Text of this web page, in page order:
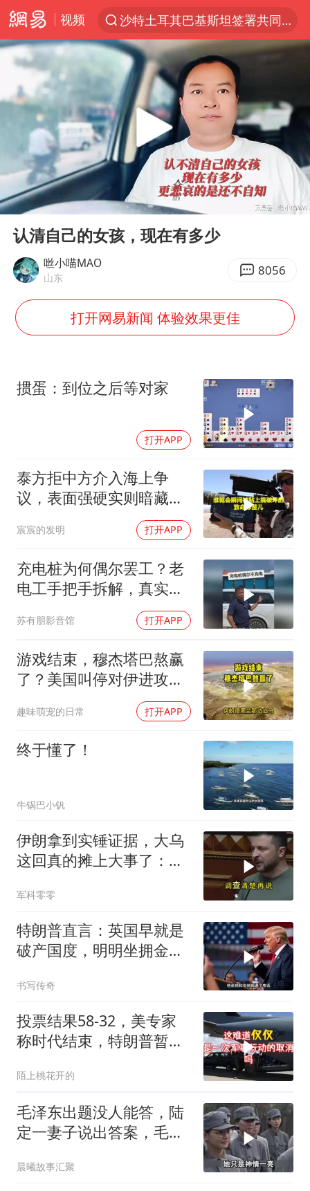
视频
沙特土耳其巴基斯坦签署共同防务协议
“电影+”如何激发千亿级消费新活力？
台风白海豚已进入24小时警戒线
中国女篮70-67险胜尼日利亚女篮
名创优品回应女子吐槽内裤质量差
四川宜宾市高县4.9级地震致1人死亡
台风白海豚或吞并鲸鱼 登陆地点更新
胜宏科技：股票交易异常波动
U17国足点球大战淘汰河床晋级决赛
国防部：中国军队坚决反制任何闹海挑衅图谋
38岁演员求职万岁山NPC成功
“新疆阿勒泰八月能滑雪”不实
日本试射“战斧”导弹，国防部回应
胡彦斌韩磊 谁帮谁
夯实基础开新局
Play
00:00 04:31
认清自己的女孩，现在有多少
咝小喵MAO
山东 8056
打开网易新闻 体验效果更佳
掼蛋：到位之后等对家
打开APP
泰方拒中方介入海上争
议，表面强硬实则暗藏玄
宸宸的发明 打开APP
充电桩为何偶尔罢工？老
电工手把手拆解，真实案
苏有朋影音馆 打开APP
游戏结束，穆杰塔巴熬赢
了？美国叫停对伊进攻，
趣味萌宠的日常 打开APP
终于懂了！
牛锅巴小钒
伊朗拿到实锤证据，大乌
这回真的摊上大事了：私
军科零零
特朗普直言：英国早就是
破产国度，明明坐拥金
书写传奇
投票结果58-32，美专家
称时代结束，特朗普暂不
陌上桃花开的
毛泽东出题没人能答，陆
定一妻子说出答案，毛主
晨曦故事汇聚